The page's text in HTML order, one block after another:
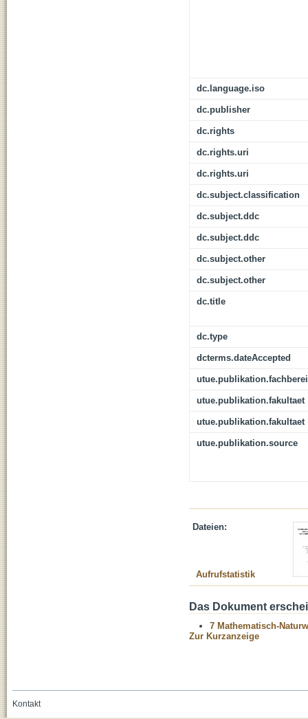
dc.language.iso
dc.publisher
dc.rights
dc.rights.uri
dc.rights.uri
dc.subject.classification
dc.subject.ddc
dc.subject.ddc
dc.subject.other
dc.subject.other
dc.title
dc.type
dcterms.dateAccepted
utue.publikation.fakultaet
utue.publikation.fakultaet
utue.publikation.source
Dateien:
Aufrufstatistik
Das Dokument
7 Mathematisch-
Zur Kurzanzeige
Kontakt